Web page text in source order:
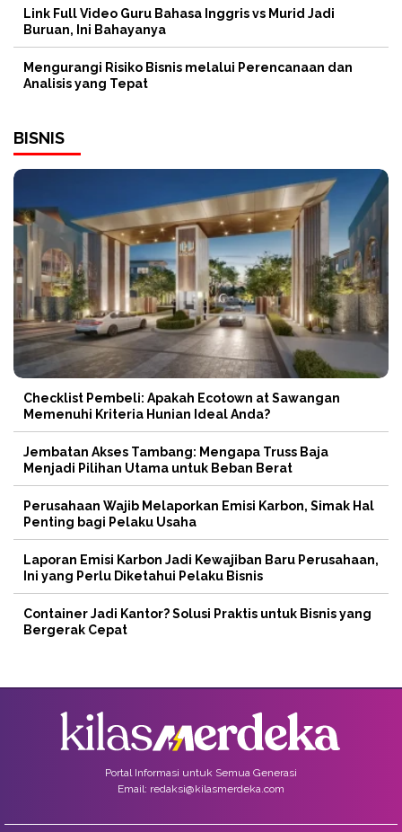
Link Full Video Guru Bahasa Inggris vs Murid Jadi
Buruan, Ini Bahayanya
Mengurangi Risiko Bisnis melalui Perencanaan dan
Analisis yang Tepat
BISNIS
Checklist Pembeli: Apakah Ecotown at Sawangan
Memenuhi Kriteria Hunian Ideal Anda?
Jembatan Akses Tambang: Mengapa Truss Baja
Menjadi Pilihan Utama untuk Beban Berat
Perusahaan Wajib Melaporkan Emisi Karbon, Simak Hal
Penting bagi Pelaku Usaha
Laporan Emisi Karbon Jadi Kewajiban Baru Perusahaan,
Ini yang Perlu Diketahui Pelaku Bisnis
Container Jadi Kantor? Solusi Praktis untuk Bisnis yang
Bergerak Cepat
Portal Informasi untuk Semua Generasi
Email: redaksi@kilasmerdeka.com